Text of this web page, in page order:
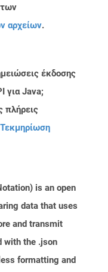
των
αρχείων.
έκδοσης
για Java;
πλήρεις
Τεκμηρίωση
is an open
data that uses
and transmit
with the .json
formatting and